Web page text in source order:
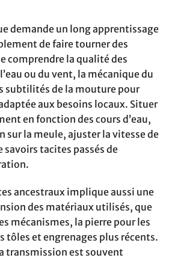
demande un long apprentissage
de faire tourner des
comprendre la qualité des
ou du vent, la mécanique du
subtilités de la mouture pour
aux besoins locaux. Situer
en fonction des cours d’eau,
sur la meule, ajuster la vitesse de
tacites passés de
ancestraux implique aussi une
des matériaux utilisés, que
mécanismes, la pierre pour les
tôles et engrenages plus récents.
transmission est souvent